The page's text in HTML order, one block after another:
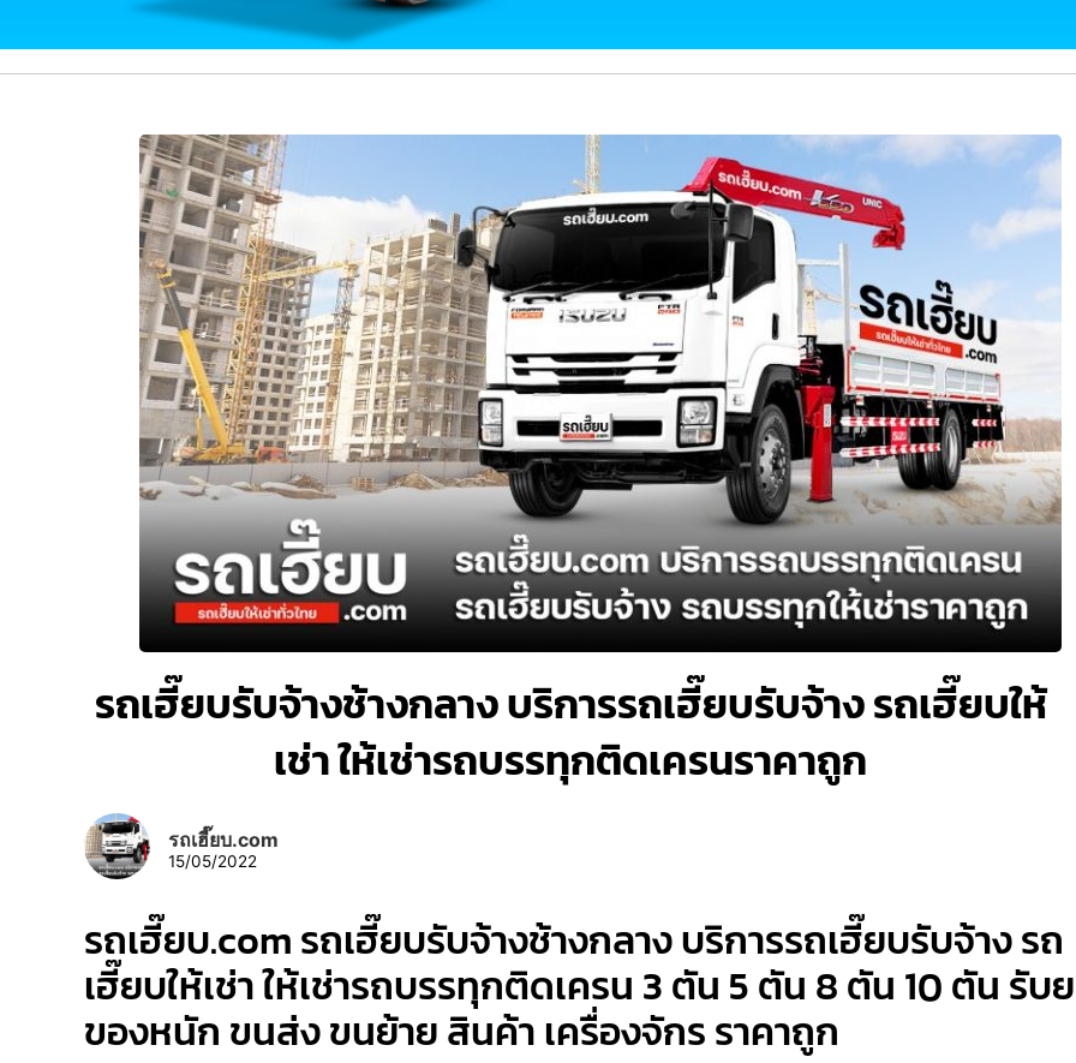
รถเฮี๊ยบรับจ้างช้างกลาง บริการรถเฮี๊ยบรับจ้าง รถเฮี๊ยบให้
เช่า ให้เช่ารถบรรทุกติดเครนราคาถูก
รถเฮี๊ยบ.com
15/05/2022
รถเฮี๊ยบ.com รถเฮี๊ยบรับจ้างช้างกลาง บริการรถเฮี๊ยบรับจ้าง รถ
เฮี๊ยบให้เช่า ให้เช่ารถบรรทุกติดเครน 3 ตัน 5 ตัน 8 ตัน 10 ตัน รับ
ของหนัก ขนส่ง ขนย้าย สินค้า เครื่องจักร ราคาถูก